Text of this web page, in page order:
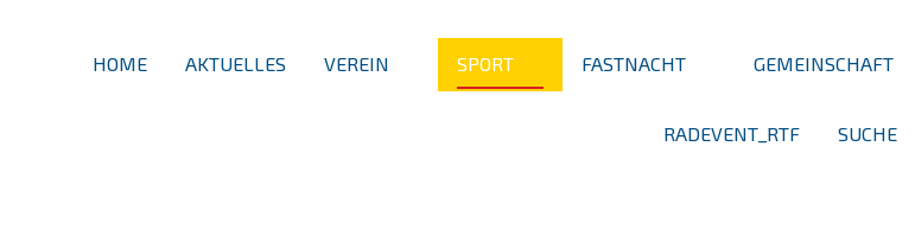
HOME AKTUELLES VEREIN SPORT FASTNACHT GEMEINSCHAFT
RADEVENT_RTF SUCHE